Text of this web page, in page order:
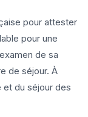
pour attester
pour une
de sa
de séjour. À
du séjour des